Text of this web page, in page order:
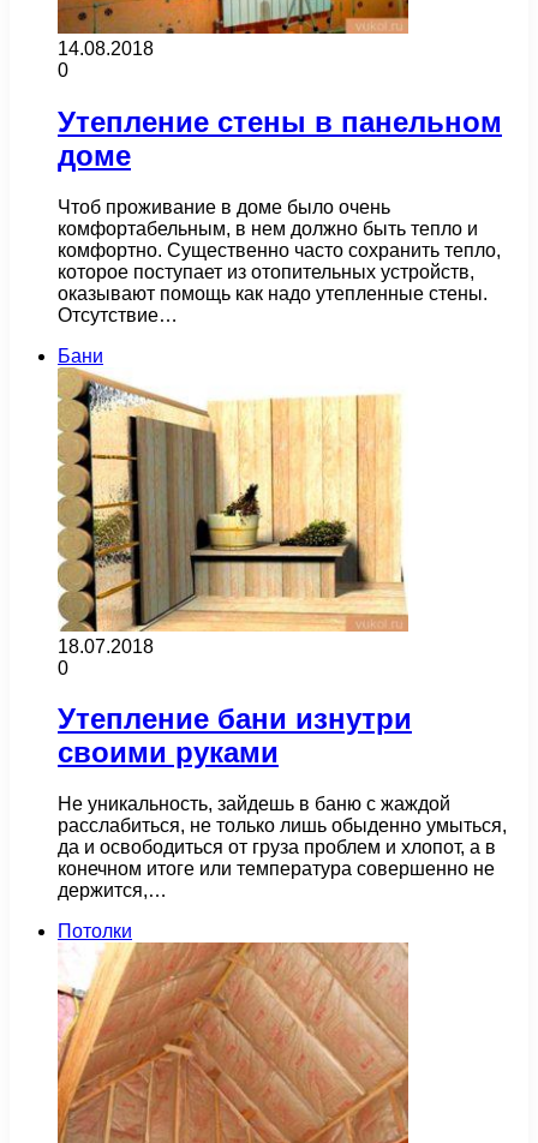
14.08.2018
0
Утепление стены в панельном
доме
Чтоб проживание в доме было очень
комфортабельным, в нем должно быть тепло и
комфортно. Существенно часто сохранить тепло,
которое поступает из отопительных устройств,
оказывают помощь как надо утепленные стены.
Отсутствие…
Бани
18.07.2018
0
Утепление бани изнутри
своими руками
Не уникальность, зайдешь в баню с жаждой
расслабиться, не только лишь обыденно умыться,
да и освободиться от груза проблем и хлопот, а в
конечном итоге или температура совершенно не
держится,…
Потолки